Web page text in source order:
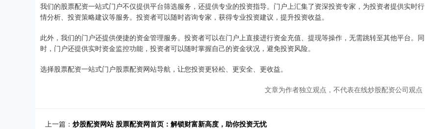
我们的股票配资一站式门户不仅提供平台筛选服务，还提供专业的投资指导。门户上汇集了资深投资专家，为投资者提供实时行
情分析、投资策略建议等服务。投资者可以随时咨询专家，获得专业投资建议，提升投资收益。
此外，我们的门户还提供便捷的资金管理服务。投资者可以在门户上直接进行资金充值、提现等操作，无需跳转至其他平台。同
时，门户还提供实时资金监控功能，投资者可以随时掌握自己的资金状况，避免投资风险。
选择股票配资一站式门户股票配资网站导航，让您投资更轻松、更安全、更收益。
文章为作者独立观点，不代表在线炒股配资公司观点
上一篇： 炒股配资网站 股票配资网首页：解锁财富新高度，助你投资无忧